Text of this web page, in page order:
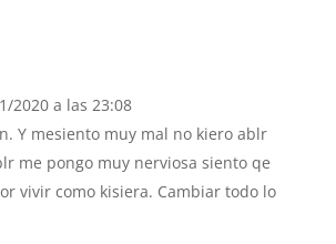
2020 a las 23:08
Y mesiento muy mal no kiero ablr
me pongo muy nerviosa siento qe
vivir como kisiera. Cambiar todo lo